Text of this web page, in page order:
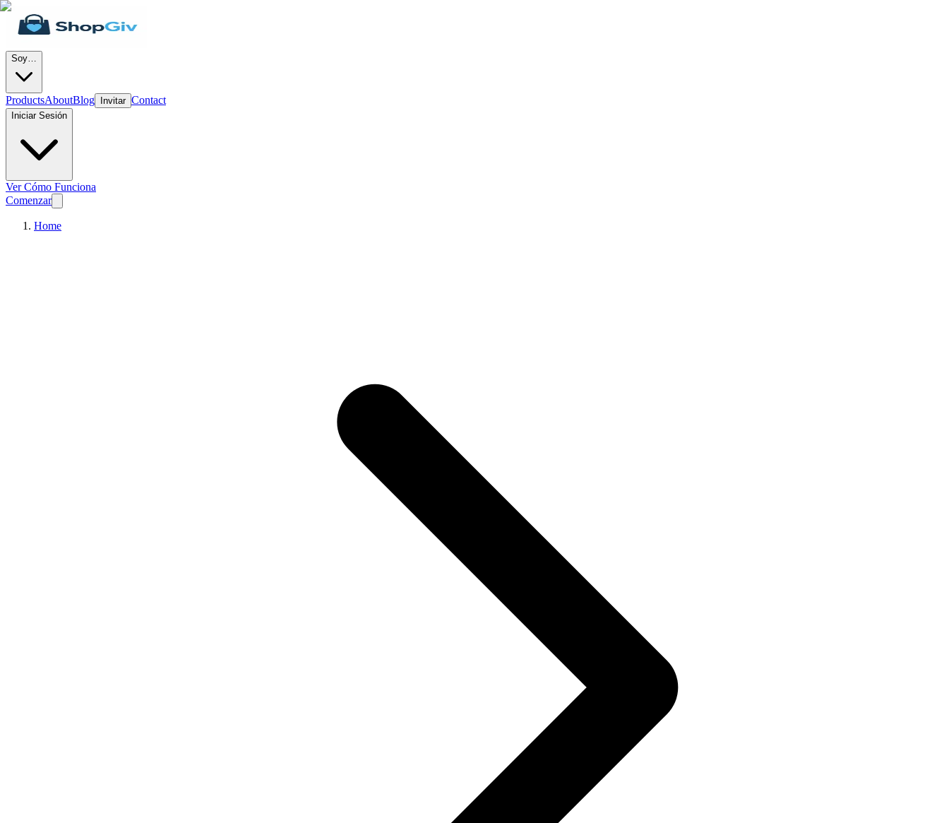
Soy…
ProductsAboutBlog Invitar Contact
Iniciar Sesión
Ver Cómo Funciona
Comenzar
Home